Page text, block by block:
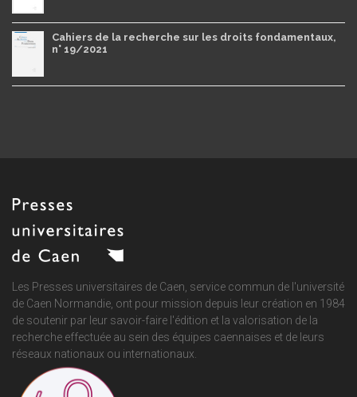
Cahiers de la recherche sur les droits fondamentaux,
n° 19/2021
Les Presses universitaires de Caen, service commun de l'université
de Caen Normandie , ont pour mission depuis leur création en 1984
de soutenir par leur savoir-faire l'édition et la valorisation de la
recherche effectuée au sein des équipes caennaises et de leurs
réseaux nationaux ou internationaux.